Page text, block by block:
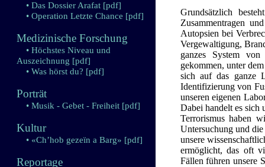
• Das Dossier Arafat [pdf]
• Operation Letzte Chance [pdf]
Medizinische Forschung
• Höchstes Niveau und
Auszeichnung [pdf]
• Was hörst du? [pdf]
Porträt
• Musik - Gebet - Freiheit [pdf]
Kultur
• «Ch’hob gezeïn a Barg» [pdf]
Reportage
Grundsätzlich
Zusammentragen
Autopsien bei
Vergewaltigung,
ganzes System
gekommen, unter
sich auf das ganze
Identifizierung von
unseren eigenen
Dabei handelt es sich
Terrorismus haben
Untersuchung und
unsere
ermöglicht, das oft
Fällen führen unsere